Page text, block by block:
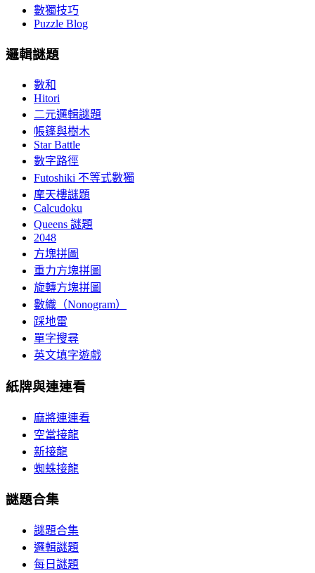
數獨技巧
Puzzle Blog
邏輯謎題
數和
Hitori
二元邏輯謎題
帳篷與樹木
Star Battle
數字路徑
Futoshiki 不等式數獨
摩天樓謎題
Calcudoku
Queens 謎題
2048
方塊拼圖
重力方塊拼圖
旋轉方塊拼圖
數織（Nonogram）
踩地雷
單字搜尋
英文填字遊戲
紙牌與連連看
麻將連連看
空當接龍
新接龍
蜘蛛接龍
謎題合集
謎題合集
邏輯謎題
每日謎題